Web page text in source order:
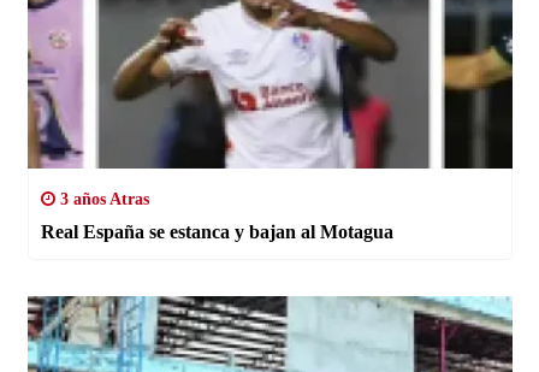
3 años Atras
Real España se estanca y bajan al Motagua